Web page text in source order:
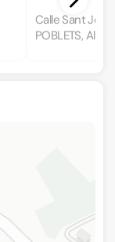
Calle Sant
POBLETS,